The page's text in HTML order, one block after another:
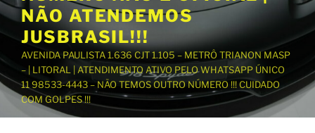
n
t
ú
d
NÃO ATENDEMOS
JUSBRASIL!!!
AVENIDA PAULISTA 1.636 CJT 1.105 – METRÔ TRIANON MASP
– | LITORAL | ATENDIMENTO ATIVO PELO WHATSAPP ÚNICO
11 98533-4443 – NÃO TEMOS OUTRO NÚMERO !!! CUIDADO
COM GOLPES !!!